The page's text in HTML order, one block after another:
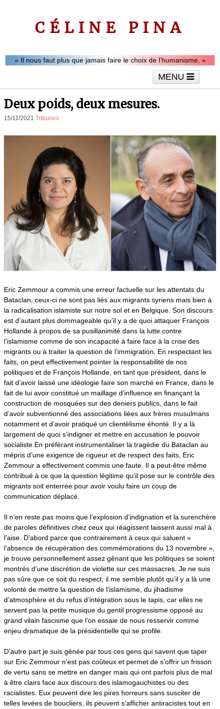
CÉLINE PINA
« Il nous faut plus que jamais faire le choix de l’humanisme. »
MENU
Interviews Vidéos
Deux poids, deux mesures.
15/11/2021 Tribunes
Eric Zemmour a commis une erreur factuelle sur les attentats du
Bataclan, ceux-ci ne sont pas liés aux migrants syriens mais bien à
la radicalisation islamiste sur notre sol et en Belgique. Son discours
est d’autant plus dommageable qu’il y a de quoi attaquer François
Hollande à propos de sa pusillanimité dans la lutte contre
l’islamisme comme de son incapacité à faire face à la crise des
migrants ou à traiter la question de l’immigration. En respectant les
faits, on peut effectivement pointer la responsabilité de nos
politiques et de François Hollande, en tant que président, dans le
fait d’avoir laissé une idéologie faire son marché en France, dans le
fait de lui avoir constitué un maillage d’influence en finançant la
construction de mosquées sur des deniers publics, dans le fait
d’avoir subventionné des associations liées aux frères musulmans
notamment et d’avoir pratiqué un clientélisme éhonté. Il y a là
largement de quoi s’indigner et mettre en accusation le pouvoir
socialiste.En préférant instrumentaliser la tragédie du Bataclan au
mépris d’une exigence de rigueur et de respect des faits, Eric
Zemmour a effectivement commis une faute. Il a peut-être même
contribué à ce que la question légitime qu’il pose sur le contrôle des
migrants soit enterrée pour avoir voulu faire un coup de
communication déplacé.
Il n’en reste pas moins que l’explosion d’indignation et la surenchère
de paroles définitives chez ceux qui réagissent laissent aussi mal à
l’aise. D’abord parce que contrairement à ceux qui saluent «
l’absence de récupération des commémorations du 13 novembre »,
je trouve personnellement assez gênant que les politiques se soient
montrés d’une discrétion de violette sur ces massacres. Je ne suis
pas sûre que ce soit du respect, il me semble plutôt qu’il y a là une
volonté de mettre la question de l’islamisme, du jihadisme
d’atmosphère et du refus d’intégration sous le tapis, car elles ne
servent pas la petite musique du gentil progressisme opposé au
grand vilain fascisme que l’on essaie de nous resservir comme
enjeu dramatique de la présidentielle qui se profile.
D’autre part je suis gênée par tous ces gens qui savent que taper
sur Eric Zemmour n’est pas coûteux et permet de s’offrir un frisson
de vertu sans se mettre en danger mais qui ont parfois plus de mal
à être clairs face aux discours des islamogauchistes ou des
racialistes. Eux peuvent dire les pires horreurs sans susciter de
telles levées de boucliers, ils peuvent s’afficher antiracistes tout en